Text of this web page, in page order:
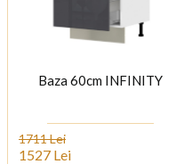
Baza 60cm INFINITY
1711 Lei
1527 Lei